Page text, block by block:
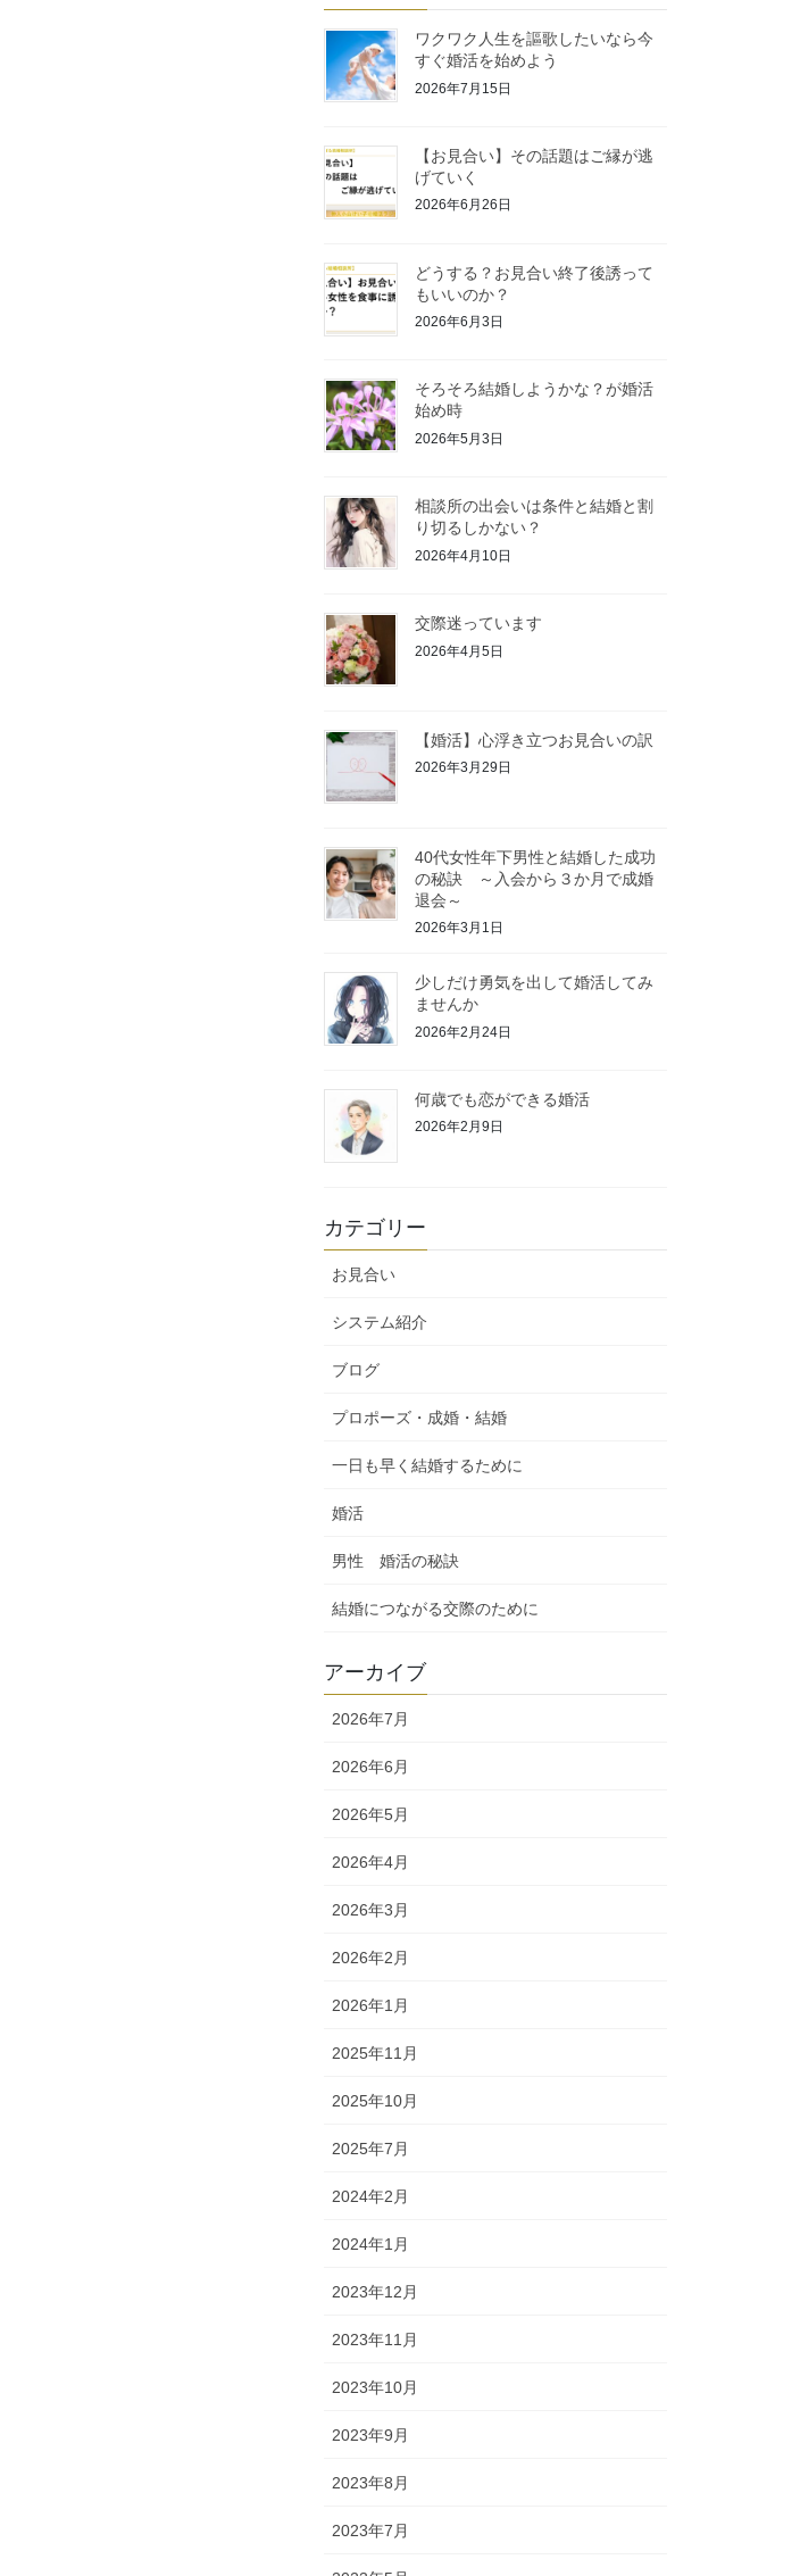
ワクワク人生を謳歌したいなら今
すぐ婚活を始めよう
2026年7月15日
【お見合い】その話題はご縁が逃
げていく
2026年6月26日
どうする？お見合い終了後誘って
もいいのか？
2026年6月3日
そろそろ結婚しようかな？が婚活
始め時
2026年5月3日
相談所の出会いは条件と結婚と割
り切るしかない？
2026年4月10日
交際迷っています
2026年4月5日
【婚活】心浮き立つお見合いの訳
2026年3月29日
40代女性年下男性と結婚した成功
の秘訣 ～入会から３か月で成婚
退会～
2026年3月1日
少しだけ勇気を出して婚活してみ
ませんか
2026年2月24日
何歳でも恋ができる婚活
2026年2月9日
カテゴリー
お見合い
システム紹介
ブログ
プロポーズ・成婚・結婚
一日も早く結婚するために
婚活
男性 婚活の秘訣
結婚につながる交際のために
アーカイブ
2026年7月
2026年6月
2026年5月
2026年4月
2026年3月
2026年2月
2026年1月
2025年11月
2025年10月
2025年7月
2024年2月
2024年1月
2023年12月
2023年11月
2023年10月
2023年9月
2023年8月
2023年7月